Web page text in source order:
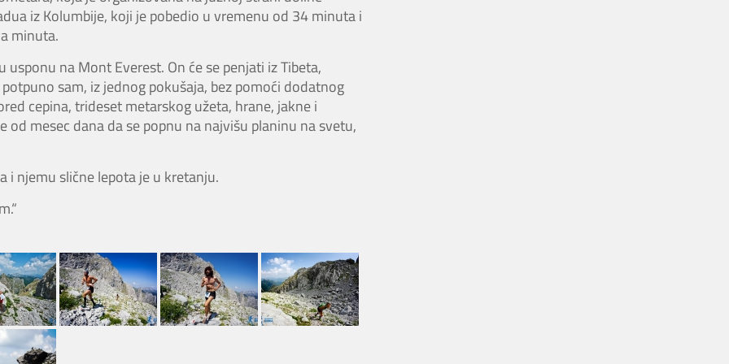
iz Kolumbije, koji je pobedio u vremenu od 34 minuta i
minuta.
na Mont Everest. On će se penjati iz Tibeta,
sam, iz jednog pokušaja, bez pomoći dodatnog
cepina, trideset metarskog užeta, hrane, jakne i
mesec dana da se popnu na najvišu planinu na svetu,
i njemu slične lepota je u kretanju.